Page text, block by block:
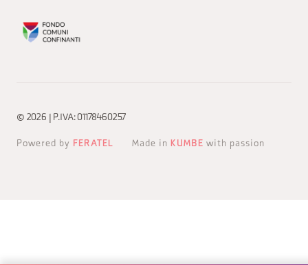
© 2026 | P.IVA: 01178460257
Powered by FERATEL Made in KUMBE with passion